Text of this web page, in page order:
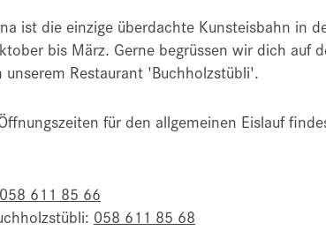
ist die einzige überdachte Kunsteisbahn in
bis März. Gerne begrüssen wir dich auf
unserem Restaurant 'Buchholzstübli'.
für den allgemeinen Eislauf
058 611 85 66
058 611 85 68